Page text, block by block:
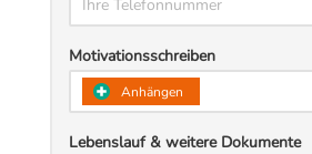
Motivationsschreiben
​Anhängen
Lebenslauf & weitere Dokumente